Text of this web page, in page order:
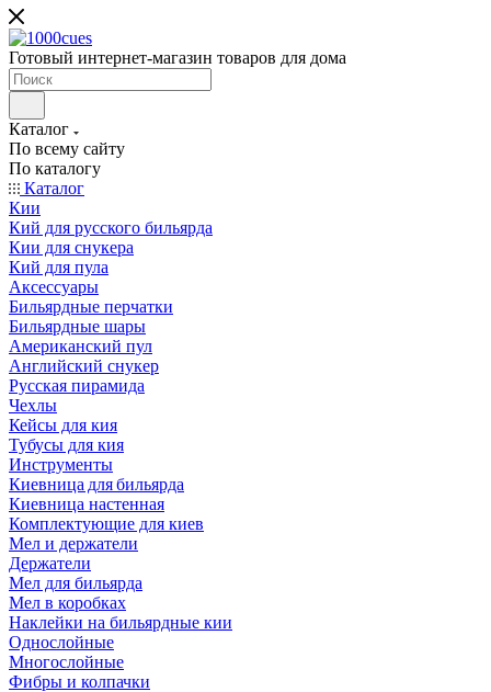
Готовый интернет-магазин товаров для дома
Каталог
По всему сайту
По каталогу
Каталог
Кии
Кий для русского бильярда
Кии для снукера
Кий для пула
Аксессуары
Бильярдные перчатки
Бильярдные шары
Американский пул
Английский снукер
Русская пирамида
Чехлы
Кейсы для кия
Тубусы для кия
Инструменты
Киевница для бильярда
Киевница настенная
Комплектующие для киев
Мел и держатели
Держатели
Мел для бильярда
Мел в коробках
Наклейки на бильярдные кии
Однослойные
Многослойные
Фибры и колпачки